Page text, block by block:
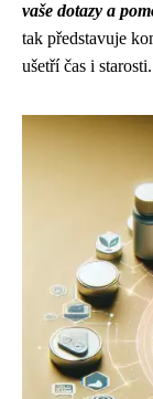
vaše dotazy a
tak představuje
ušetří čas i starosti.